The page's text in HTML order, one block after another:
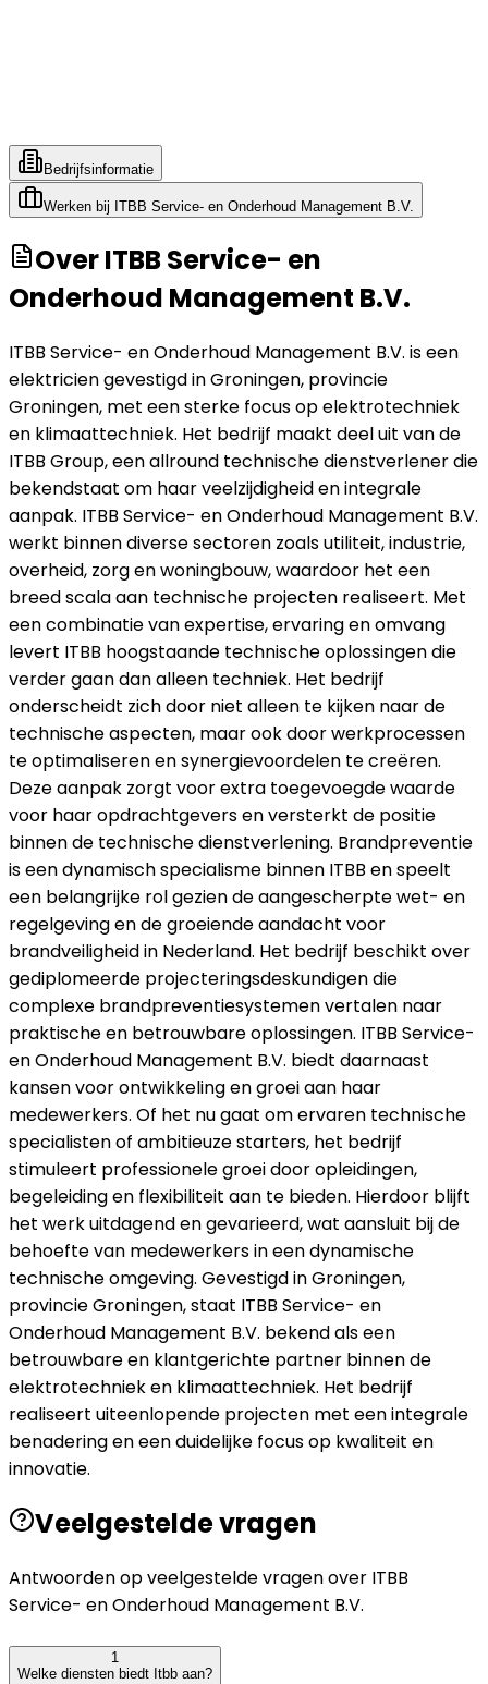
Bedrijfsinformatie
Werken bij ITBB Service- en Onderhoud Management B.V.
OverITBB Service- en
Onderhoud Management B.V.
ITBB Service- en Onderhoud Management B.V. is een
elektricien gevestigd in Groningen, provincie
Groningen, met een sterke focus op elektrotechniek
en klimaattechniek. Het bedrijf maakt deel uit van de
ITBB Group, een allround technische dienstverlener die
bekendstaat om haar veelzijdigheid en integrale
aanpak. ITBB Service- en Onderhoud Management B.V.
werkt binnen diverse sectoren zoals utiliteit, industrie,
overheid, zorg en woningbouw, waardoor het een
breed scala aan technische projecten realiseert. Met
een combinatie van expertise, ervaring en omvang
levert ITBB hoogstaande technische oplossingen die
verder gaan dan alleen techniek. Het bedrijf
onderscheidt zich door niet alleen te kijken naar de
technische aspecten, maar ook door werkprocessen
te optimaliseren en synergievoordelen te creëren.
Deze aanpak zorgt voor extra toegevoegde waarde
voor haar opdrachtgevers en versterkt de positie
binnen de technische dienstverlening. Brandpreventie
is een dynamisch specialisme binnen ITBB en speelt
een belangrijke rol gezien de aangescherpte wet- en
regelgeving en de groeiende aandacht voor
brandveiligheid in Nederland. Het bedrijf beschikt over
gediplomeerde projecteringsdeskundigen die
complexe brandpreventiesystemen vertalen naar
praktische en betrouwbare oplossingen. ITBB Service-
en Onderhoud Management B.V. biedt daarnaast
kansen voor ontwikkeling en groei aan haar
medewerkers. Of het nu gaat om ervaren technische
specialisten of ambitieuze starters, het bedrijf
stimuleert professionele groei door opleidingen,
begeleiding en flexibiliteit aan te bieden. Hierdoor blijft
het werk uitdagend en gevarieerd, wat aansluit bij de
behoefte van medewerkers in een dynamische
technische omgeving. Gevestigd in Groningen,
provincie Groningen, staat ITBB Service- en
Onderhoud Management B.V. bekend als een
betrouwbare en klantgerichte partner binnen de
elektrotechniek en klimaattechniek. Het bedrijf
realiseert uiteenlopende projecten met een integrale
benadering en een duidelijke focus op kwaliteit en
innovatie.
Veelgestelde vragen
Antwoorden op veelgestelde vragen over ITBB
Service- en Onderhoud Management B.V.
1
Welke diensten biedt Itbb aan?